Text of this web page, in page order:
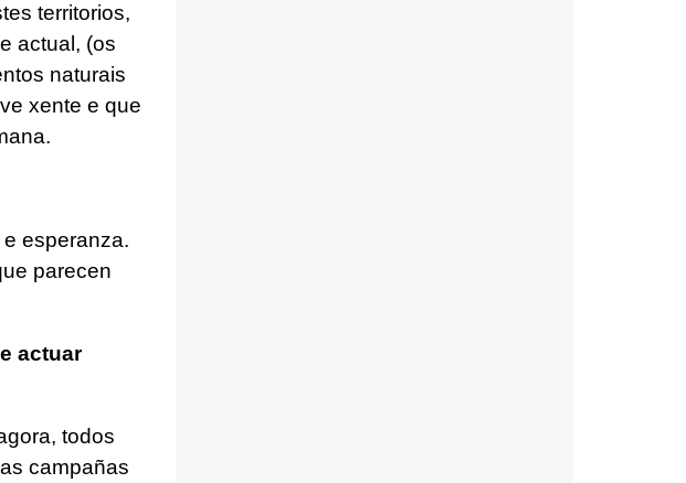
territorios,
actual, (os
naturais
xente e que
esperanza.
parecen
actuar
todos
campañas